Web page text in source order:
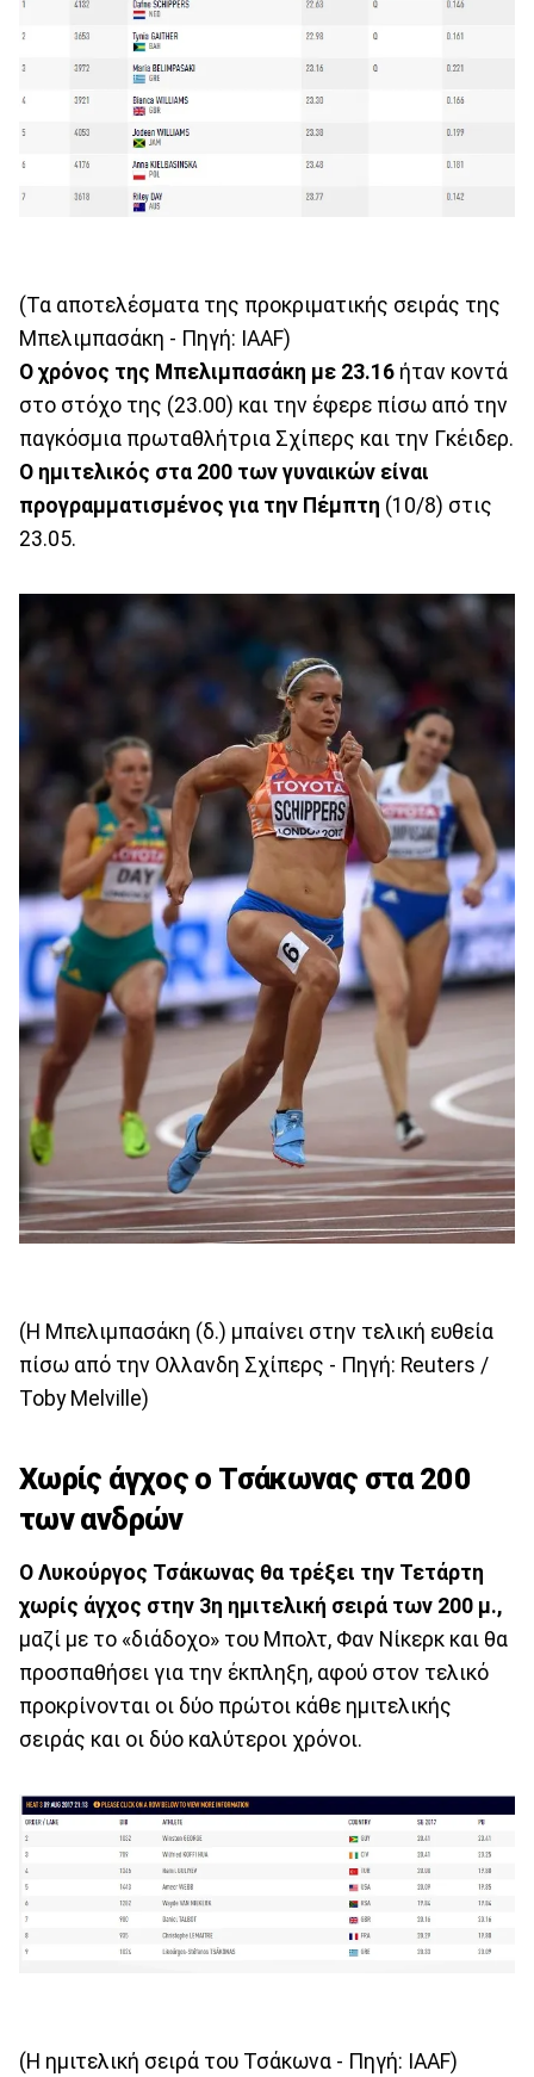
(Τα αποτελέσματα της προκριματικής σειράς της
Μπελιμπασάκη - Πηγή: IAAF)
Ο χρόνος της Μπελιμπασάκη με 23.16 ήταν κοντά
στο στόχο της (23.00) και την έφερε πίσω από την
παγκόσμια πρωταθλήτρια Σχίπερς και την Γκέιδερ.
Ο ημιτελικός στα 200 των γυναικών είναι
προγραμματισμένος για την Πέμπτη (10/8) στις
23.05.
(Η Μπελιμπασάκη (δ.) μπαίνει στην τελική ευθεία
πίσω από την Ολλανδη Σχίπερς - Πηγή: Reuters /
Toby Melville)
Χωρίς άγχος ο Τσάκωνας στα 200
των ανδρών
Ο Λυκούργος Τσάκωνας θα τρέξει την Τετάρτη
χωρίς άγχος στην 3η ημιτελική σειρά των 200 μ.,
μαζί με το «διάδοχο» του Μπολτ, Φαν Νίκερκ και θα
προσπαθήσει για την έκπληξη, αφού στον τελικό
προκρίνονται οι δύο πρώτοι κάθε ημιτελικής
σειράς και οι δύο καλύτεροι χρόνοι.
(Η ημιτελική σειρά του Τσάκωνα - Πηγή: IAAF)